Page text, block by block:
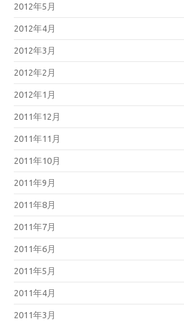
2012年5月
2012年4月
2012年3月
2012年2月
2012年1月
2011年12月
2011年11月
2011年10月
2011年9月
2011年8月
2011年7月
2011年6月
2011年5月
2011年4月
2011年3月